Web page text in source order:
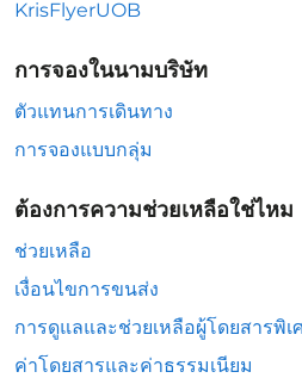
KrisFlyerUOB
การจองในนามบริษัท
ตัวแทนการเดินทาง
การจองแบบกลุ่ม
ต้องการความช่วยเหลือใช่ไหม
ช่วยเหลือ
เงื่อนไขการขนส่ง
การดูแลและช่วยเหลือผู้โดยสารพิ
ค่าโดยสารและค่าธรรมเนียม